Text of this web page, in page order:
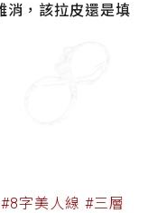
消，該拉皮還是填
#8字美人線 #三層